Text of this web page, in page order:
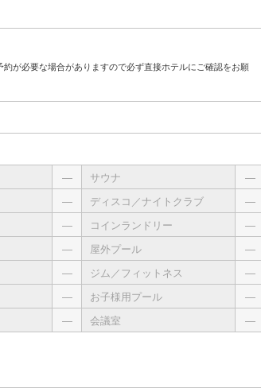
が必要な場合がありますので必ず直接ホテルにご確認をお願
― サウナ
―
― ディスコ／ナイトクラブ
―
― コインランドリー
―
― 屋外プール
―
― ジム／フィットネス
―
― お子様用プール
―
― 会議室
―